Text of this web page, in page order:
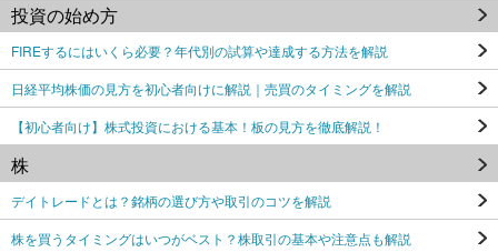
投資の始め方
FIREするにはいくら必要？年代別の試算や達成する方法を解説
日経平均株価の見方を初心者向けに解説｜売買のタイミングを解説
【初心者向け】株式投資における基本！板の見方を徹底解説！
株
デイトレードとは？銘柄の選び方や取引のコツを解説
株を買うタイミングはいつがベスト？株取引の基本や注意点も解説